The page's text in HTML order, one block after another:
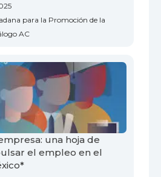
para la Promoción de la
AC
una hoja de
el empleo en el